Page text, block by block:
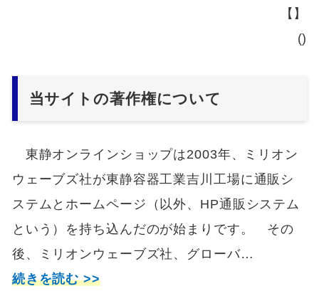
【】
()
当サイトの著作権について
東静オンラインショップは2003年、ミリオン
ウェーブズ社が東静容器工業吉川工場に通販シ
ステムとホームページ（以外、HP通販システム
という）を持ち込んだのが始まりです。 その
後、ミリオンウェーブズ社、グローバ…
続きを読む >>